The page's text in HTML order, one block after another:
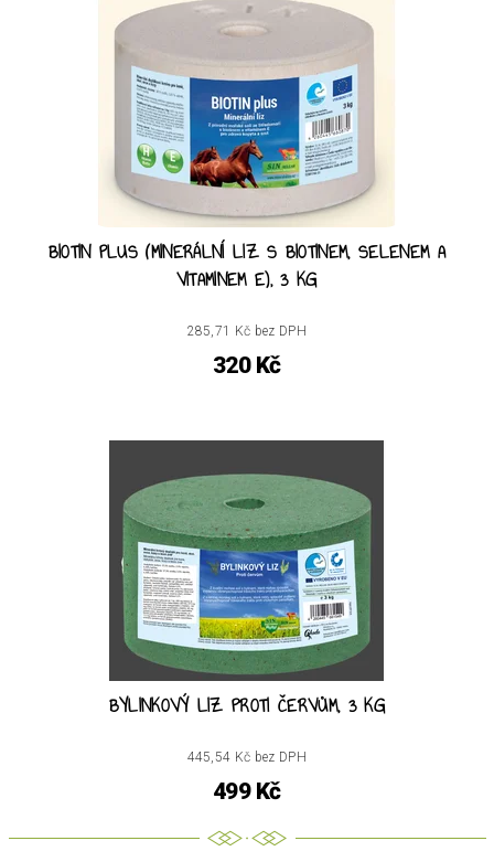
BIOTIN PLUS (MINERÁLNÍ LIZ S BIOTINEM, SELENEM A
VITAMINEM E), 3 KG
285,71 Kč bez DPH
320 Kč
BYLINKOVÝ LIZ PROTI ČERVŮM, 3 KG
445,54 Kč bez DPH
499 Kč